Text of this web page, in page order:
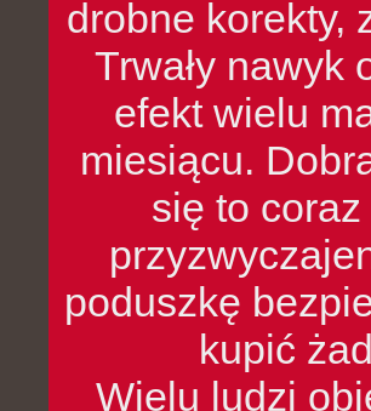
drobne korekty,
Trwały nawyk
efekt wielu
miesiącu.
się to
poduszkę
kupić
Wielu ludzi